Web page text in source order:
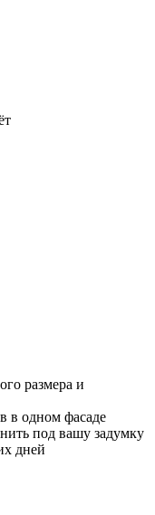
размера и
в одном фасаде
под вашу задумку
дней